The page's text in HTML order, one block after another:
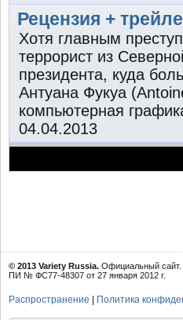
Рецензия +
Хотя главным
террорист из
президента, куда
Антуана Фукуа
компьютерная
04.04.2013
© 2013 Variety Russia. Официальный
ПИ № ФС77-48307 от 27 января 2012 г.
Распространение Политика